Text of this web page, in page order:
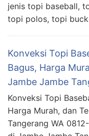
jenis topi baseball,
topi polos, topi
Konveksi Topi
Bagus, Harga
Jambe Jambe
Konveksi Topi
Harga Murah, dan
Tangerang WA